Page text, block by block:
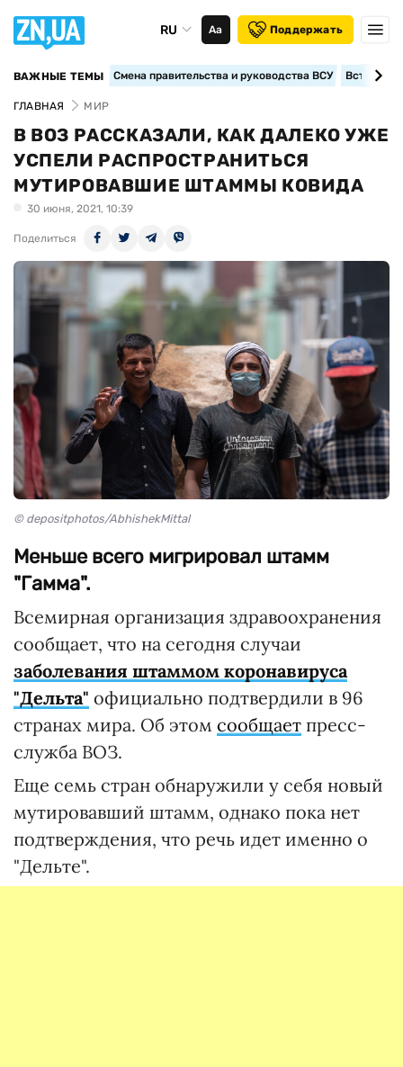
RU Аа Поддержать
ВАЖНЫЕ ТЕМЫ Смена правительства и руководства ВСУ
ГЛАВНАЯ МИР
В ВОЗ РАССКАЗАЛИ, КАК ДАЛЕКО УЖЕ
УСПЕЛИ РАСПРОСТРАНИТЬСЯ
МУТИРОВАВШИЕ ШТАММЫ КОВИДА
30 июня, 2021, 10:39
Поделиться
© depositphotos/AbhishekMittal
Меньше всего мигрировал штамм
"Гамма".
Всемирная организация здравоохранения
сообщает, что на сегодня случаи
заболевания штаммом коронавируса
"Дельта" официально подтвердили в 96
странах мира. Об этом сообщает пресс-
служба ВОЗ.
Еще семь стран обнаружили у себя новый
мутировавший штамм, однако пока нет
подтверждения, что речь идет именно о
"Дельте".